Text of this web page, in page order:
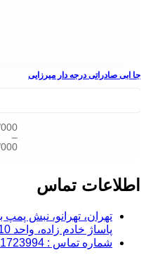
جا ابی صادراتی درجه دار میرزایی
–
اطلاعات تماس
تهران، تهرانو، نبش
پاساژ خادم زاده، واحد 10
شماره تماس : 09121723994